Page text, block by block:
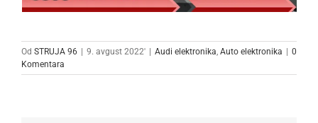
Od STRUJA 96 | 9. avgust 2022' | Audi elektronika Auto elektronika | 0
Komentara